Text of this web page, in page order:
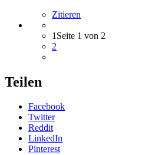
Zitieren
1 Seite 1 von 2
2
Teilen
Facebook
Twitter
Reddit
LinkedIn
Pinterest